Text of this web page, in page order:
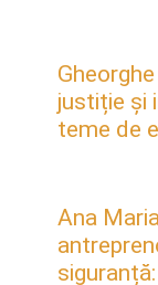
justiție și
teme de
Ana